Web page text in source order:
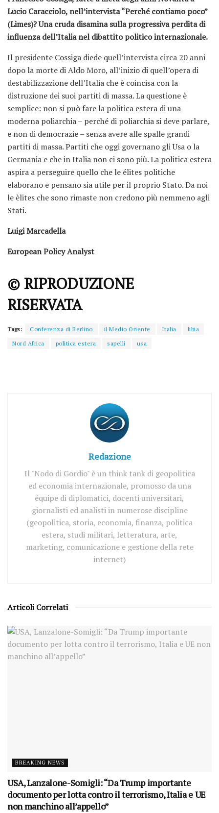
Lucio Caracciolo, nell’intervista “Perché contiamo poco”
(Limes)? Una cruda disamina sulla progressiva perdita di
influenza dell’Italia nel dibattito politico internazionale.
Il presidente Cossiga diede quell’intervista circa 20 anni
dopo la morte di Aldo Moro, all’inizio di quell’opera di
destabilizzazione dell’Italia che è coincisa con la
distruzione dei suoi partiti di massa. La questione è
semplice: non si può fare la politica estera di una
moderna poliarchia – perché di poliarchia si deve parlare,
e non di democrazie – senza avere alle spalle grandi
partiti di massa. Partiti che oggi governano gli Usa o la
Germania e che in Italia non ci sono più. La politica estera
aspira a perseguire quello che le élites politiche
elaborano e pensano sia utile per il proprio Stato. Da noi
le èlites che sono rimaste non credono più nemmeno agli
Stati.
Luigi Marcadella
European Policy Analyst
© RIPRODUZIONE
RISERVATA
Tags: Conferenza di Berlino il Medio Oriente Italia
libia
Nord Africa
politica estera sapelli usa
Redazione
Il "Nodo di Gordio" è un think tank di geopolitica
ed economia internazionale, promosso da una
équipe di diplomatici, docenti universitari,
giornalisti ed analisti in numerose discipline
(geopolitica, storia, economia, finanza, politica
estera, studi militari, letteratura, arte,
marketing, comunicazione e gestione della rete
internet)
Articoli Correlati
BREAKING NEWS
USA, Lanzalone-Somigli: “Da Trump importante
documento per lotta contro il terrorismo, Italia e UE
non manchino all’appello”